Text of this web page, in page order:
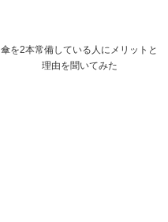
傘を2本常備している人にメリットと
理由を聞いてみた